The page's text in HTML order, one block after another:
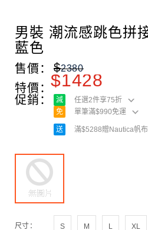
男裝 潮流感跳色拼
藍色
售價： $2380
特價：$1428
促銷： 減
任選2件享75折
免
單筆滿$990免運
送 滿$5288贈Nautica帆
尺寸：